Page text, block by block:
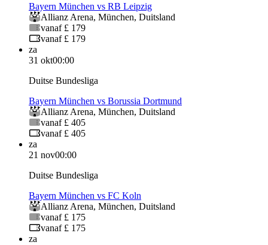
Bayern München vs RB Leipzig
Allianz Arena, München, Duitsland
vanaf £ 179
vanaf £ 179
za
31 okt00:00
Duitse Bundesliga
Bayern München vs Borussia Dortmund
Allianz Arena, München, Duitsland
vanaf £ 405
vanaf £ 405
za
21 nov00:00
Duitse Bundesliga
Bayern München vs FC Koln
Allianz Arena, München, Duitsland
vanaf £ 175
vanaf £ 175
za